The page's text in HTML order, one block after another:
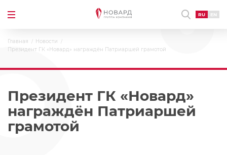
RU EN
Главная
Новости
Президент ГК «Новард» награждён Патриаршей грамотой
Президент ГК «Новард»
награждён Патриаршей
грамотой